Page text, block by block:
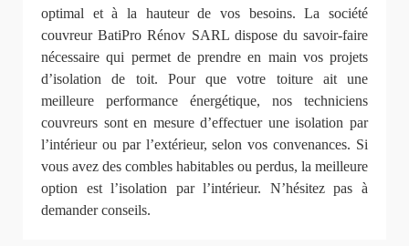
optimal et à la hauteur de vos besoins. La société
couvreur BatiPro Rénov SARL dispose du savoir-faire
nécessaire qui permet de prendre en main vos projets
d’isolation de toit. Pour que votre toiture ait une
meilleure performance énergétique, nos techniciens
couvreurs sont en mesure d’effectuer une isolation par
l’intérieur ou par l’extérieur, selon vos convenances. Si
vous avez des combles habitables ou perdus, la meilleure
option est l’isolation par l’intérieur. N’hésitez pas à
demander conseils.